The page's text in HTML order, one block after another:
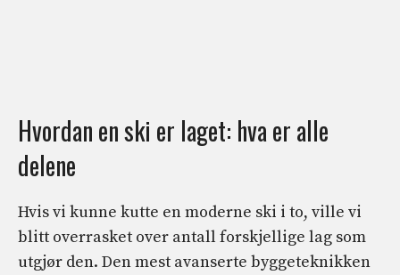
Hvordan en ski er laget: hva er alle
delene
Hvis vi kunne kutte en moderne ski i to, ville vi
blitt overrasket over antall forskjellige lag som
utgjør den. Den mest avanserte byggeteknikken